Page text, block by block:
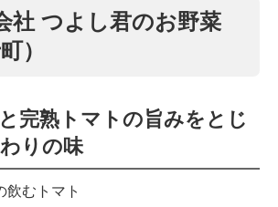
社 つよし君のお野菜
）
完熟トマトの旨みをとじ
りの味
飲むトマト